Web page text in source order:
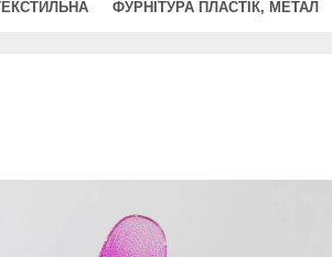
ФУРНІТУРА ПЛАСТІК, МЕТАЛ